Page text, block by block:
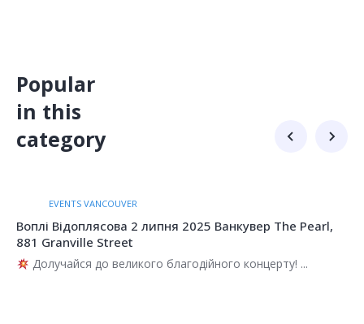
Popular
in this
category
EVENTS VANCOUVER
Воплі Відоплясова 2 липня 2025 Ванкувер The Pearl,
881 Granville Street
Долучайся до великого благодійного концерту! ...